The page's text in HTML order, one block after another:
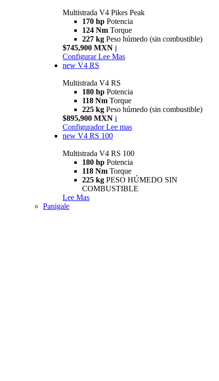
Multistrada V4 Pikes Peak
170 hp Potencia
124 Nm Torque
227 kg Peso húmedo (sin combustible)
$745,900 MXN i
Configurar Lee Mas
new V4 RS
Multistrada V4 RS
180 hp Potencia
118 Nm Torque
225 kg Peso húmedo (sin combustible)
$895,900 MXN i
Configurador Lee mas
new V4 RS 100
Multistrada V4 RS 100
180 hp Potencia
118 Nm Torque
225 kg PESO HÚMEDO SIN
COMBUSTIBLE
Lee Mas
Panigale